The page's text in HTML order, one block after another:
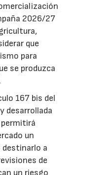
2026/27
que
para
se produzca
167 bis del
desarrollada
un
destinarlo a
de
un riesgo